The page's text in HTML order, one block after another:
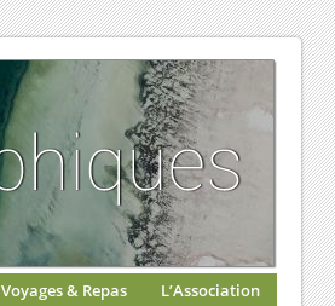
Voyages & Repas L’Association